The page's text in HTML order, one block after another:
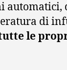
di
le